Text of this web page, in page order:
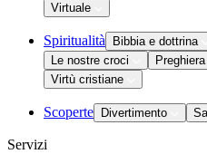
Virtuale
Spiritualità Bibbia e dottrina
Le nostre croci
Preghiera
Virtù cristiane
Scoperte Divertimento
Servizi